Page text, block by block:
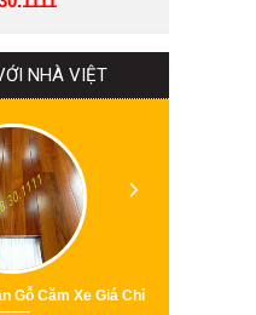
NHÀ VIỆT
Gỗ Căm Xe Giá Chỉ